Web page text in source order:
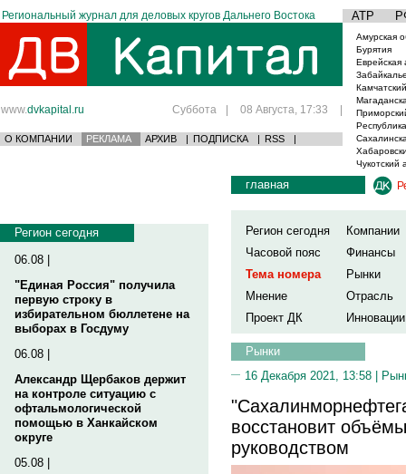
Региональный журнал для деловых кругов Дальнего Востока АТР
www.dvkapital.ru Суббота | 08 Августа, 17:33 |
О КОМПАНИИ РЕКЛАМА АРХИВ | ПОДПИСКА | RSS |
Амурская
Бурятия
Еврейская
Чукотский
Регион сегодня
06.08 |
"Единая Россия" получила
первую строку в
избирательном бюллетене на
выборах в Госдуму
06.08 |
Александр Щербаков держит
на контроле ситуацию с
офтальмологической
помощью в Ханкайском
округе
05.08 |
главная
Регион сегодня
Компании
Часовой пояс
Финансы
Тема номера
Рынки
Мнение
Отрасль
Проект ДК
Инновации
Рынки
16 Декабря 2021, 13:58 |
восстановит
руководством